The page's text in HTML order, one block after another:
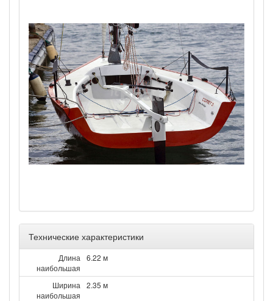
Технические характеристики
Длина
наибольшая
6.22 м
Ширина
наибольшая
2.35 м